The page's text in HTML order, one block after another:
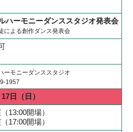
ハーモニーダンススタジオ発表会
による創作ダンス発表会
ーモニーダンススタジオ
1957
17日
（日）
13:00開場）
17:00開場）